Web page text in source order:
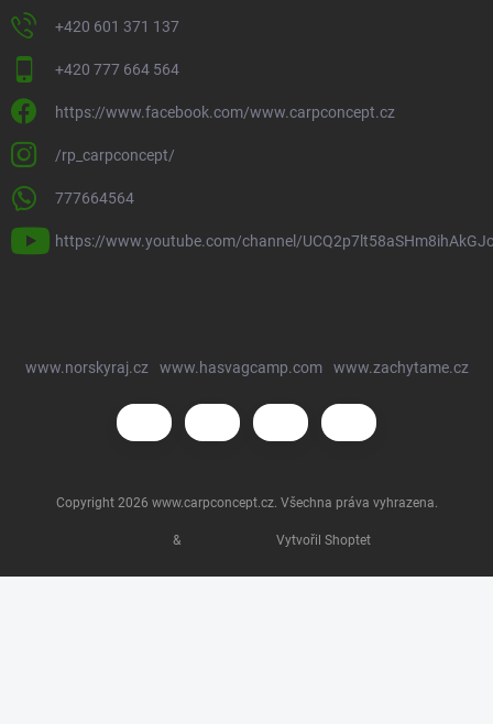
+420 601 371 137
+420 777 664 564
https://www.facebook.com/www.carpconcept.cz
/rp_carpconcept/
777664564
https://www.youtube.com/channel/
www.norskyraj.cz www.hasvagcamp.com www.zachytame.cz
& Vytvořil Shoptet
Copyright 2026 www.carpconcept.cz. Všechna práva vyhrazena.